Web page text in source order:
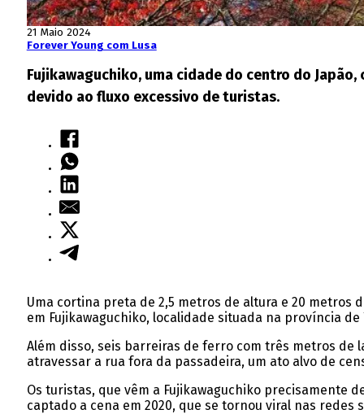
21 Maio 2024
Forever Young com Lusa
Fujikawaguchiko, uma cidade do centro do
devido ao fluxo excessivo de turistas.
Uma cortina preta de 2,5 metros de altura e 20 metros
em Fujikawaguchiko, localidade situada na província de
Além disso, seis barreiras de ferro com três metros de
atravessar a rua fora da passadeira, um ato alvo de
Os turistas, que vêm a Fujikawaguchiko precisamente
captado a cena em 2020, que se tornou viral nas redes